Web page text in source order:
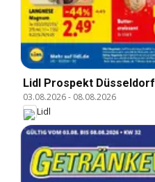
Lidl Prospekt Düsseldorf
03.08.2026- 08.08.2026
Lidl